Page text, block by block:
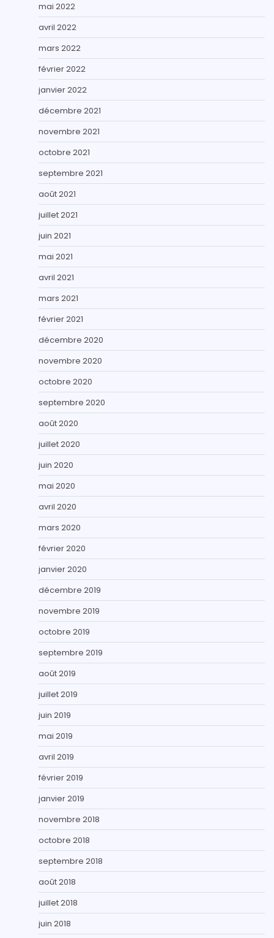
mai 2022
avril 2022
mars 2022
février 2022
janvier 2022
décembre 2021
novembre 2021
octobre 2021
septembre 2021
août 2021
juillet 2021
juin 2021
mai 2021
avril 2021
mars 2021
février 2021
décembre 2020
novembre 2020
octobre 2020
septembre 2020
août 2020
juillet 2020
juin 2020
mai 2020
avril 2020
mars 2020
février 2020
janvier 2020
décembre 2019
novembre 2019
octobre 2019
septembre 2019
août 2019
juillet 2019
juin 2019
mai 2019
avril 2019
février 2019
janvier 2019
novembre 2018
octobre 2018
septembre 2018
août 2018
juillet 2018
juin 2018